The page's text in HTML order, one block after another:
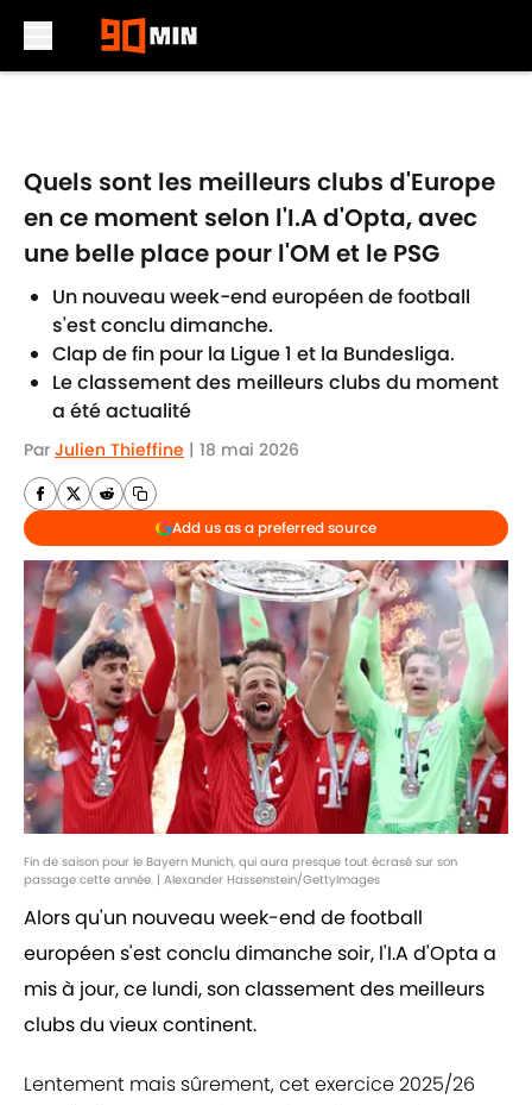
Quels sont les meilleurs clubs d'Europe
en ce moment selon l'I.A d'Opta, avec
une belle place pour l'OM et le PSG
Un nouveau week-end européen de football
s'est conclu dimanche.
Clap de fin pour la Ligue 1 et la Bundesliga.
Le classement des meilleurs clubs du moment
a été actualité
Par Julien Thieffine | 18 mai 2026
Add us as a preferred source
Fin de saison pour le Bayern Munich, qui aura presque tout écrasé sur son
passage cette année. | Alexander Hassenstein/GettyImages
Alors qu'un nouveau week-end de football
européen s'est conclu dimanche soir, l'I.A d'Opta a
mis à jour, ce lundi, son classement des meilleurs
clubs du vieux continent.
Lentement mais sûrement, cet exercice 2025/26